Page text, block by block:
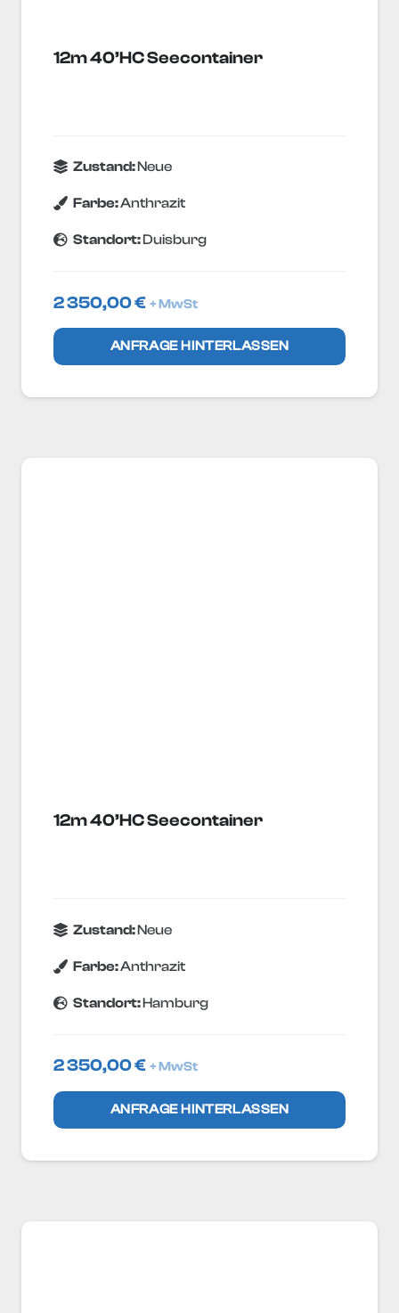
12m 40’HC Seecontainer
Zustand:Neue
Farbe:Anthrazit
Standort:Duisburg
2 350,00€ + MwSt
ANFRAGE HINTERLASSEN
12m 40’HC Seecontainer
Zustand:Neue
Farbe:Anthrazit
Standort:Hamburg
2 350,00€ + MwSt
ANFRAGE HINTERLASSEN